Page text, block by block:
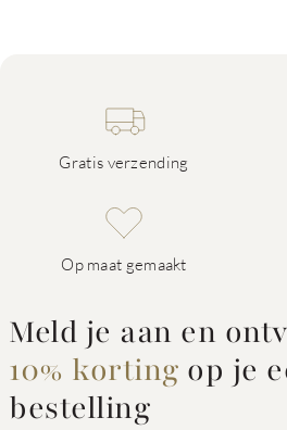
Gratis verzending
Op maat gemaakt
Meld je aan en
10% korting op je
bestelling